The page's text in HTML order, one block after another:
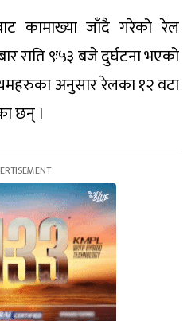
कामाख्या जाँदै गरेको रेल
राति ९ः५३ बजे दुर्घटना भएको
अनुसार रेलका १२ वटा
छन् ।